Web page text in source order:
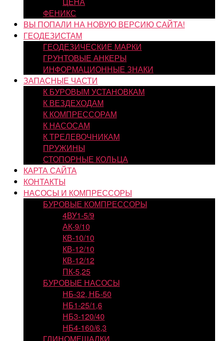
ФЕНИКС
ВЫ ПОПАЛИ НА НОВУЮ ВЕРСИЮ САЙТА!
ГЕОДЕЗИСТАМ
ГЕОДЕЗИЧЕСКИЕ МАРКИ
ГРУНТОВЫЕ АНКЕРЫ
ИНФОРМАЦИОННЫЕ ЗНАКИ
ЗАПАСНЫЕ ЧАСТИ
К БУРОВЫМ УСТАНОВКАМ
К ВЕЗДЕХОДАМ
К КОМПРЕССОРАМ
К НАСОСАМ
К ТРЕЛЕВОЧНИКАМ
ПРУЖИНЫ
СТОПОРНЫЕ КОЛЬЦА
КАРТА САЙТА
КОНТАКТЫ
НАСОСЫ И КОМПРЕССОРЫ
БУРОВЫЕ КОМПРЕССОРЫ
4ВУ1-5/9
АК-9/10
КВ-10/10
КВ-12/10
КВ-12/12
ПК-5,25
БУРОВЫЕ НАСОСЫ
НБ-32, НБ-50
НБ1-25/1,6
НБ3-120/40
НБ4-160/6,3